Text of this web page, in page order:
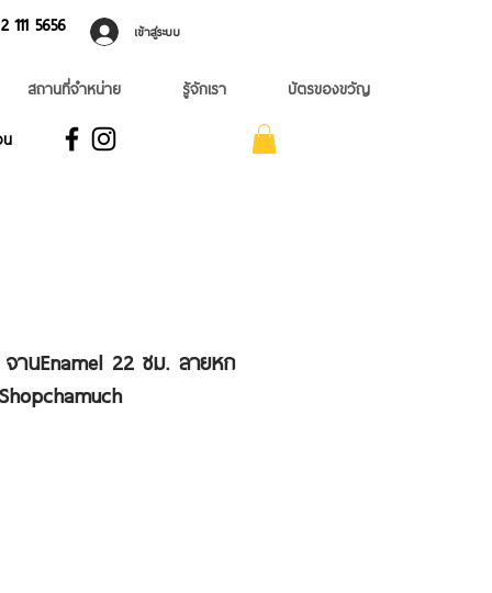
5656 เข้าสู่ระบบ
สถานที่จำหน่าย รู้จักเรา บัตรของขวัญ
น
านEnamel 22 ซม. ลายหก